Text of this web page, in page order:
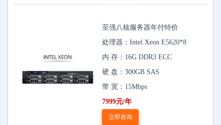
至强八核服务器年付特价
处理器：Intel Xeon E5620*8
内 存：16G DDR3 ECC
硬 盘：300GB SAS
带 宽：15Mbps
7999元/年
立即咨询